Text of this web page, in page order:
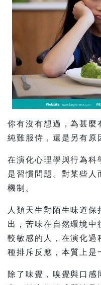
你有沒有想過，為甚麼
純難服侍，還是另有原
在演化心理學與行為科
是習慣問題。對某些人
機制。
人類天生對陌生味道
出，苦味在自然環境中
較敏感的人，在演化過
種排斥反應，本質上是
除了味覺，嗅覺與口